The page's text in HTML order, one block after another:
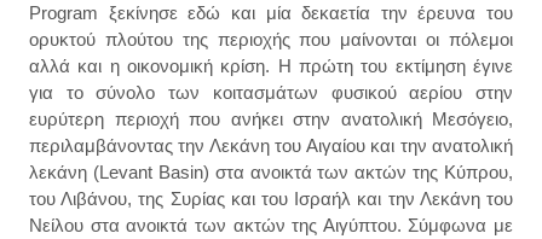
Program ξεκίνησε εδώ και μία δεκαετία την έρευνα του
ορυκτού πλούτου της περιοχής που μαίνονται οι πόλεμοι
αλλά και η οικονομική κρίση. Η πρώτη του εκτίμηση έγινε
για το σύνολο των κοιτασμάτων φυσικού αερίου στην
ευρύτερη περιοχή που ανήκει στην ανατολική Μεσόγειο,
περιλαμβάνοντας την Λεκάνη του Αιγαίου και την ανατολική
λεκάνη (Levant Basin) στα ανοικτά των ακτών της Κύπρου,
του Λιβάνου, της Συρίας και του Ισραήλ και την Λεκάνη του
Νείλου στα ανοικτά των ακτών της Αιγύπτου. Σύμφωνα με